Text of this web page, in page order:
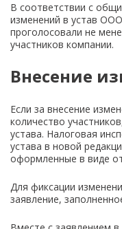
В соответствии с
изменений в устав
проголосовали не
участников компании.
Внесение
Если за внесение
количество
устава. Налоговая
устава в новой
оформленные в виде
Для фиксации
заявление,